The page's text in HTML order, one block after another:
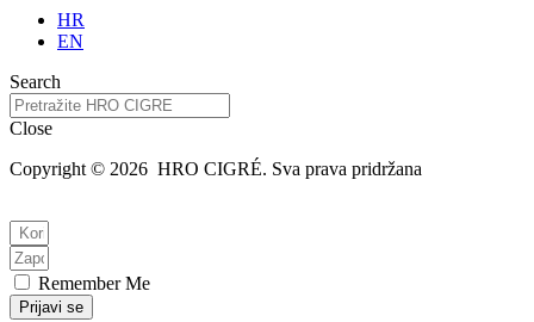
HR
EN
Search
Close
Copyright © 2026 HRO CIGRÉ. Sva prava pridržana
Remember Me
Prijavi se